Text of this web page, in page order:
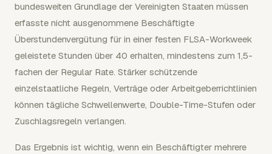
bundesweiten Grundlage der Vereinigten Staaten müssen
erfasste nicht ausgenommene Beschäftigte
Überstundenvergütung für in einer festen FLSA-Workweek
geleistete Stunden über 40 erhalten, mindestens zum 1,5-
fachen der Regular Rate. Stärker schützende
einzelstaatliche Regeln, Verträge oder Arbeitgeberrichtlinien
können tägliche Schwellenwerte, Double-Time-Stufen oder
Zuschlagsregeln verlangen.
Das Ergebnis ist wichtig, wenn ein Beschäftigter mehrere